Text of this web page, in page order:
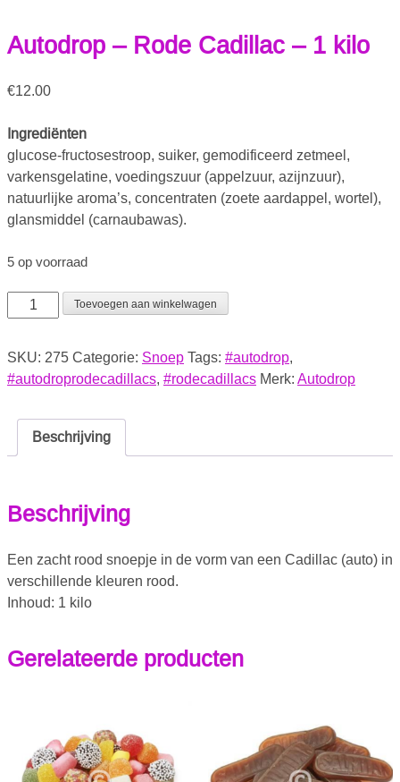
Autodrop – Rode Cadillac – 1 kilo
€12.00
Ingrediënten
glucose-fructosestroop, suiker, gemodificeerd zetmeel,
varkensgelatine, voedingszuur (appelzuur, azijnzuur),
natuurlijke aroma’s, concentraten (zoete aardappel, wortel),
glansmiddel (carnaubawas).
5 op voorraad
Toevoegen aan winkelwagen
SKU: 275 Categorie: Snoep Tags: #autodrop,
#autodroprodecadillacs, #rodecadillacs Merk: Autodrop
Beschrijving
Beschrijving
Een zacht rood snoepje in de vorm van een Cadillac (auto) in
verschillende kleuren rood.
Inhoud: 1 kilo
Gerelateerde producten